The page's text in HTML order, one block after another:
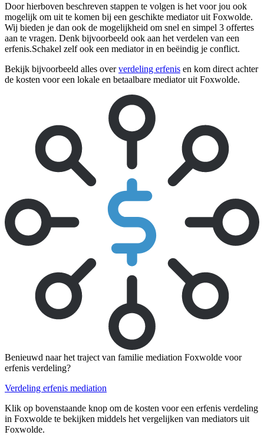
Door hierboven beschreven stappen te volgen is het voor jou ook
mogelijk om uit te komen bij een geschikte mediator uit Foxwolde.
Wij bieden je dan ook de mogelijkheid om snel en simpel 3 offertes
aan te vragen. Denk bijvoorbeeld ook aan het verdelen van een
erfenis.Schakel zelf ook een mediator in en beëindig je conflict.
Bekijk bijvoorbeeld alles oververdeling erfenis en kom direct achter
de kosten voor een lokale en betaalbare mediator uit Foxwolde.
Benieuwd naar het traject van familie mediation Foxwolde voor
erfenis verdeling?
Verdeling erfenis mediation
Klik op bovenstaande knop om de kosten voor een erfenis verdeling
in Foxwolde te bekijken middels het vergelijken van mediators uit
Foxwolde.